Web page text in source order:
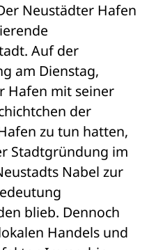
Neustädter Hafen
Auf der
am Dienstag,
Hafen mit seiner
der
zu tun hatten,
Stadtgründung im
Nabel zur
blieb. Dennoch
Handels und